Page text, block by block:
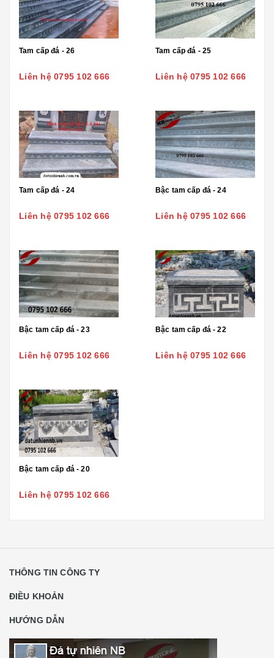
Tam cấp đá - 26
Liên hệ 0795 102 666
Tam cấp đá - 25
Liên hệ 0795 102 666
Tam cấp đá - 24
Liên hệ 0795 102 666
Bậc tam cấp đá - 24
Liên hệ 0795 102 666
Bậc tam cấp đá - 23
Liên hệ 0795 102 666
Bậc tam cấp đá - 22
Liên hệ 0795 102 666
Bậc tam cấp đá - 20
Liên hệ 0795 102 666
THÔNG TIN CÔNG TY
ĐIỀU KHOẢN
HƯỚNG DẪN